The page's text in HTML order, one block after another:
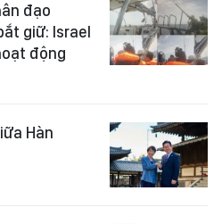
đạo
giữ: Israel
động
Hàn